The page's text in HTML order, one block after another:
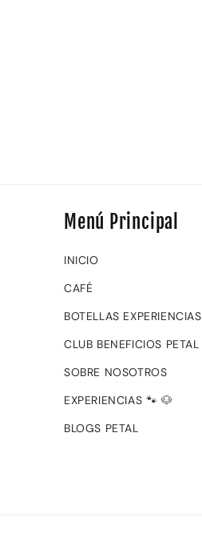
Menú Principal
INICIO
CAFÉ
BOTELLAS EXPERIENCIAS
CLUB BENEFICIOS PETAL
SOBRE NOSOTROS
EXPERIENCIAS 🐾 🐶
BLOGS PETAL